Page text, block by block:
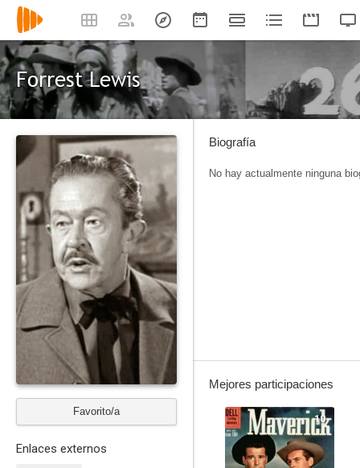
Forrest Lewis
Favorito/a
Enlaces externos
Biografía
No hay actualmente ninguna
Mejores participaciones
10